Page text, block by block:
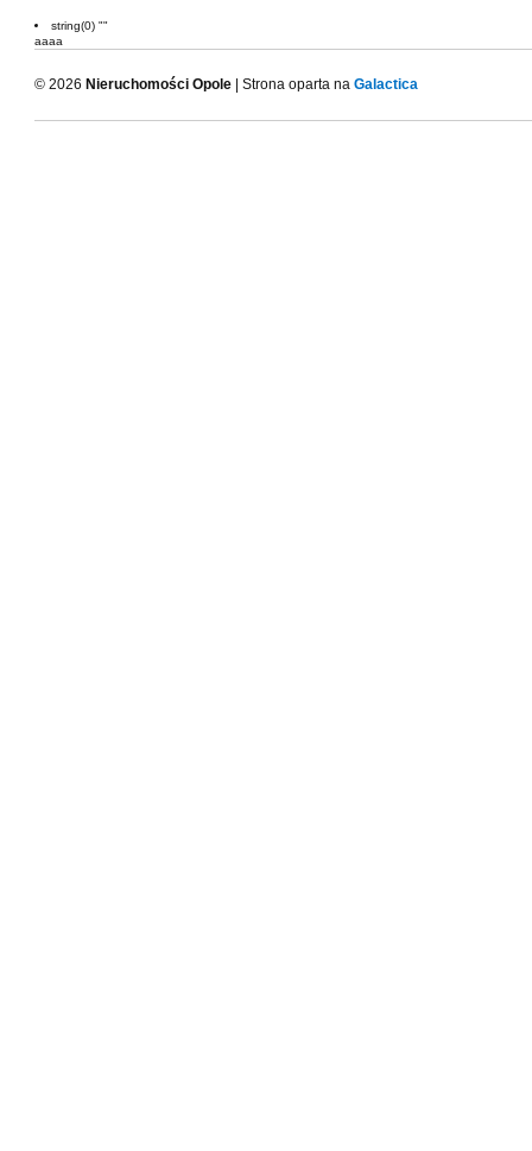
string(0) ""
aaaa
© 2026 Nieruchomości Opole | Strona oparta na Galactica